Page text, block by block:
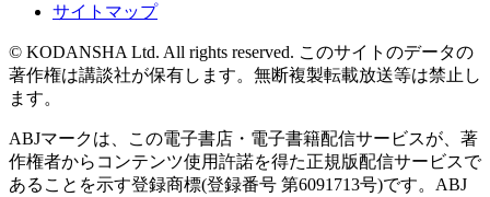
サイトマップ
© KODANSHA Ltd. All rights reserved. このサイトのデータの
著作権は講談社が保有します。無断複製転載放送等は禁止し
ます。
ABJマークは、この電子書店・電子書籍配信サービスが、著
作権者からコンテンツ使用許諾を得た正規版配信サービスで
あることを示す登録商標(登録番号 第6091713号)です。ABJ